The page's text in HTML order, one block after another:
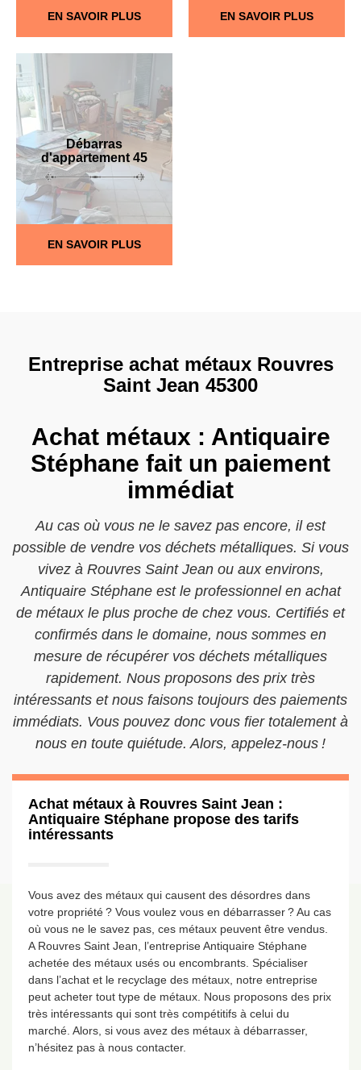
EN SAVOIR PLUS EN SAVOIR PLUS
Débarras
d'appartement 45
EN SAVOIR PLUS
Entreprise achat métaux Rouvres
Saint Jean 45300
Achat métaux : Antiquaire
Stéphane fait un paiement
immédiat
Au cas où vous ne le savez pas encore, il est
possible de vendre vos déchets métalliques. Si vous
vivez à Rouvres Saint Jean ou aux environs,
Antiquaire Stéphane est le professionnel en achat
de métaux le plus proche de chez vous. Certifiés et
confirmés dans le domaine, nous sommes en
mesure de récupérer vos déchets métalliques
rapidement. Nous proposons des prix très
intéressants et nous faisons toujours des paiements
immédiats. Vous pouvez donc vous fier totalement à
nous en toute quiétude. Alors, appelez-nous !
Achat métaux à Rouvres Saint Jean :
Antiquaire Stéphane propose des tarifs
intéressants
Vous avez des métaux qui causent des désordres dans
votre propriété ? Vous voulez vous en débarrasser ? Au cas
où vous ne le savez pas, ces métaux peuvent être vendus.
A Rouvres Saint Jean, l’entreprise Antiquaire Stéphane
achetée des métaux usés ou encombrants. Spécialiser
dans l’achat et le recyclage des métaux, notre entreprise
peut acheter tout type de métaux. Nous proposons des prix
très intéressants qui sont très compétitifs à celui du
marché. Alors, si vous avez des métaux à débarrasser,
n’hésitez pas à nous contacter.